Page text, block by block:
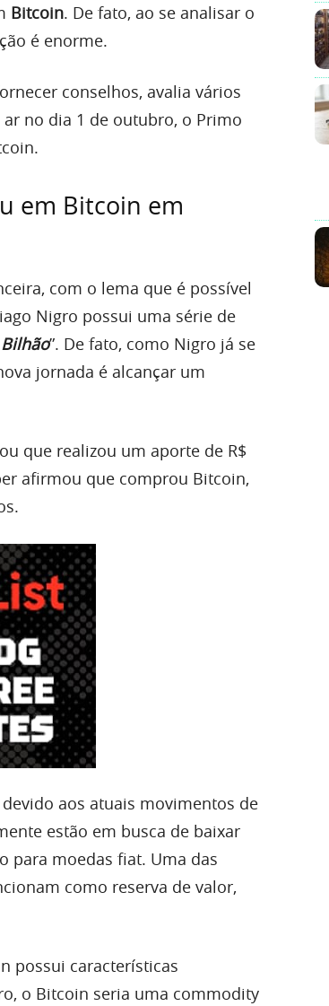
Bitcoin. De fato, ao se analisar o
é enorme.
conselhos, avalia vários
no dia 1 de outubro, o Primo
em Bitcoin em
com o lema que é possível
Nigro possui uma série de
”. De fato, como Nigro já se
jornada é alcançar um
que realizou um aporte de R$
afirmou que comprou Bitcoin,
aos atuais movimentos de
estão em busca de baixar
para moedas fiat. Uma das
como reserva de valor,
possui características
o Bitcoin seria uma commodity